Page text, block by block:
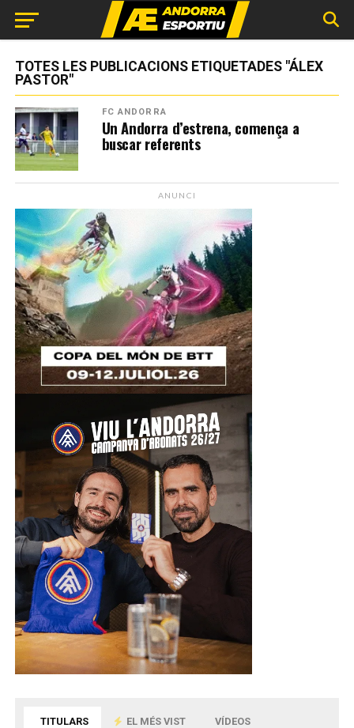
TOTES LES PUBLICACIONS ETIQUETADES "ÁLEX
PASTOR"
FC ANDORRA
Un Andorra d’estrena, comença a
buscar referents
ANUNCI
TITULARS EL MÉS VIST VÍDEOS